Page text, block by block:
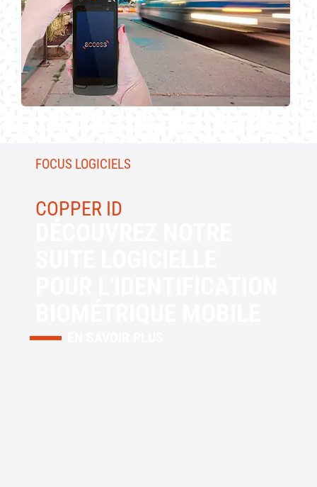
FOCUS LOGICIELS
COPPER ID